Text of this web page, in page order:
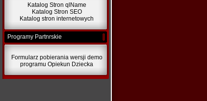
Katalog Stron qlName
Katalog Stron SEO
Katalog stron internetowych
Programy Partnrskie
Formularz pobierania wersji demo
programu Opiekun Dziecka